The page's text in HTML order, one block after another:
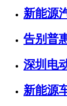
新能源
告别普
深圳电
新能源